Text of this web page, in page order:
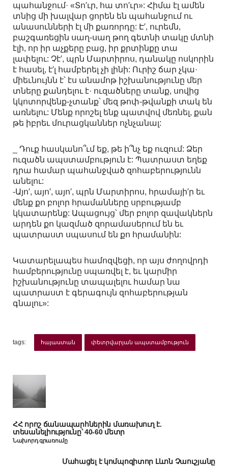
պահանջում· «Տո′ւր, հա տո′ւր»: Հիմա էլ ամեն
տնից մի խալվար ցորեն են պահանջում ու
անասունների էլ մի քառորդը: Է′, ուրեմն,
բաշգառեցին սաղ-սաղ թող գետնի տակը մտնի
էլի, որ իր աչքերը բաց, իր քրտինքը տա
լափելու: Չէ′, պրն Մարտիրոս, դանակը ոսկորին
է հասել, է′լ համբերել չի լինի: Ուրիշ ճար չկա·
միեւնույնն է՝ էս անամոթ իշխանությունը մեր
տները քանդելու է· ուզածները տանք, սովից
կկոտորվենք-չտանք՝ մեզ թոփ-թվանքի տակ են
առնելու: Մենք որոշել ենք պատվով մեռնել, քան
թե իբրեւ մուրացկաններ ոչնչանալ:
_ Դուք հասկանո՞ւմ եք, թե ի՞նչ եք ուզում: Ձեր
ուզածն ապստամբություն է: Պատրաստ եղեք
դրա համար պահանջված զոհաբերությունն
անելու:
-Այո′, այո′, այո′, պրն Մարտիրոս, հրամայի′ր եւ
մենք քո բոլոր հրամանները սրբությամբ
կկատարենք: Ապացույց՝ մեր բոլոր զավակներն
արդեն քո կազմած զորամասերում են եւ
պատրաստ սպասում են քո հրամանին:
Կատարելապես համոզվեցի, որ այս ժողովրդի
համբերությունը սպառվել է, եւ կարմիր
իշխանությունը տապալելու համար նա
պատրաստ է գերագույն զոհաբերության
գնալու»:
tags: հայաստան փետրվարյան ապստամբություն
ՀՀ որոշ ճանապարհներին մառախուղ է.
տեսանելիությունը՝ 40-60 մետր
Նախորդ գրառումը
Մահացել է կոմպոզիտոր Լևոն Չաուշյանը